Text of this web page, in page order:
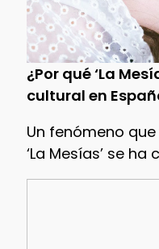
¿Por qué ‘La
cultural en
Un fenómeno
‘La Mesías’ se ha